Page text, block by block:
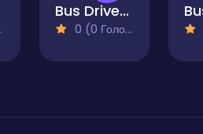
Bus Driver Simulator 3D
0 (0 Голосів)